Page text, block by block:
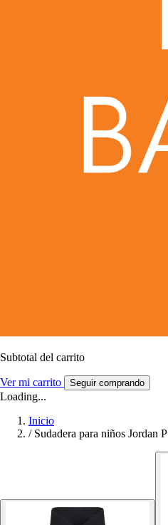
Subtotal del carrito
Ver mi carrito Seguir comprando
Loading...
Inicio
/ Sudadera para niños Jordan